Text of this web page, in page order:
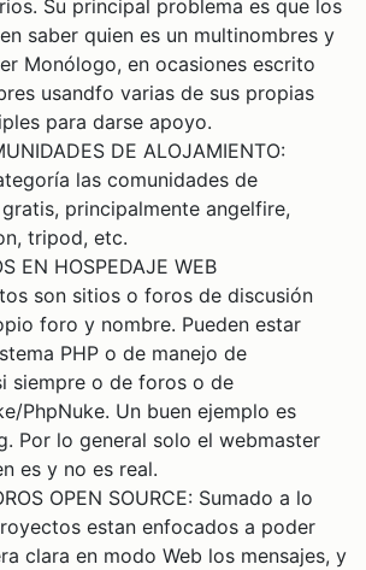
Su principal problema es que los
saber quien es un multinombres y
Monólogo, en ocasiones escrito
usandfo varias de sus propias
para darse apoyo.
DE ALOJAMIENTO:
las comunidades de
principalmente angelfire,
tripod, etc.
EN HOSPEDAJE WEB
son sitios o foros de discusión
foro y nombre. Pueden estar
PHP o de manejo de
siempre o de foros o de
PhpNuke. Un buen ejemplo es
Por lo general solo el webmaster
es y no es real.
OPEN SOURCE: Sumado a lo
estan enfocados a poder
clara en modo Web los mensajes, y